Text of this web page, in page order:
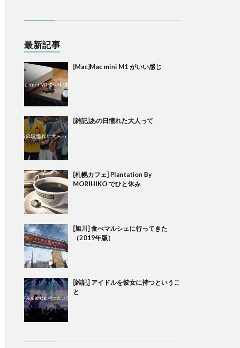
最新記事
[Mac]Mac mini M1 がいい感じ
[雑記]あの日憧れた大人って
[札幌カフェ] Plantation By
MORIHIKO でひと休み
[旭川] 食べマルシェに行ってきた
（2019年版）
[雑記] アイドルを彼女に持つというこ
と